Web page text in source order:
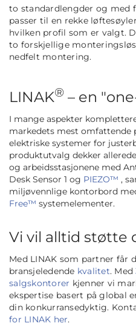
to standardlengder og med
passer til en rekke
hvilken profil som er valgt.
to forskjellige
nedfelt montering.
LINAK® – en
I mange aspekter
markedets mest omfattende
elektriske systemer for
produktutvalg dekker
og arbeidsstasjonene med
Desk Sensor 1 og PIEZO™ ,
miljøvennlige kontorbord
Free™ systemelementer.
Vi vil alltid støtte
Med LINAK som partner får
bransjeledende kvalitet. Med
salgskontorer kjenner vi
ekspertise basert på global
din konkurransedyktig.
for LINAK her.